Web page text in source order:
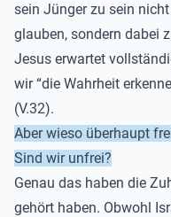
sein Jünger zu sein
glauben, sondern dabei
Jesus erwartet
wir “die Wahrheit
(V.32).
Aber wieso überhaupt
Sind wir unfrei?
Genau das haben die
gehört haben. Obwohl